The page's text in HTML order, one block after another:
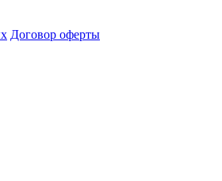
Договор оферты